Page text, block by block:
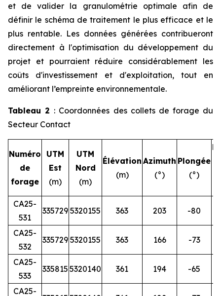
et de valider la granulométrie optimale afin de
définir le schéma de traitement le plus efficace et le
plus rentable. Les données générées contribueront
directement à l'optimisation du développement du
projet et pourraient réduire considérablement les
coûts d'investissement et d'exploitation, tout en
améliorant l’empreinte environnementale.
Tableau 2 : Coordonnées des collets de forage du
Secteur Contact
Numéro
de
forage
UTM
Est
(m)
UTM
Nord
(m)
Élévation
(m)
Azimuth
(°)
Plongée
(°)
CA25-
531
335729 5320155 363 203 -80
CA25-
532
335729 5320155 363 166 -73
CA25-
533
335815 5320140 361 194 -65
CA25-